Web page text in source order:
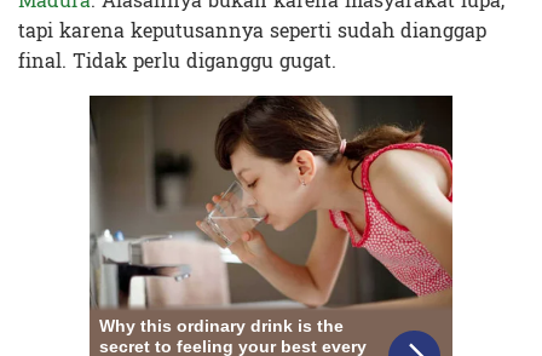
tapi karena keputusannya seperti sudah dianggap
final. Tidak perlu diganggu gugat.